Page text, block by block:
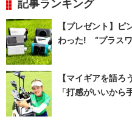
記事ランキング
【プレゼント】
わった! “プラス
【マイギアを語
「打感がいいから